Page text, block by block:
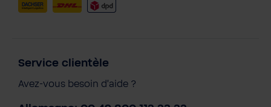
Service clientèle
Avez-vous besoin d'aide ?